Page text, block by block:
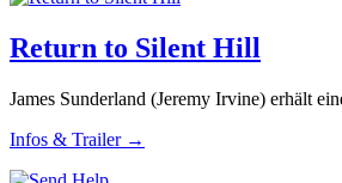
Return to Silent Hill
James Sunderland (Jeremy Irvine) erhält
Infos & Trailer →